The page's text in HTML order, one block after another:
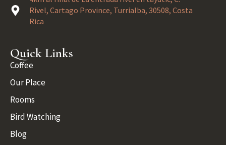
Rivel, Cartago Province, Turrialba, 30508, Costa
Rica
Quick Links
Coffee
Our Place
Rooms
Bird Watching
Blog